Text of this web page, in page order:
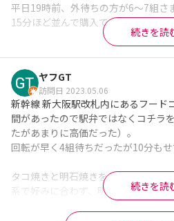
平日19時前、外待ちの方が6〜7組さ
15分ほど並んで購入です。
たこ焼き(12個入り) ¥1290
1時間くらい経ってから食べましたが
容器がいいのか、外が暑いからなの
トロトロ系のたこ焼きで、飲めるヤツ
美味しい！
私にとってはたこ焼きは"おやつ枠"。
このお値段はちょっと、高いかな。(
ただ、毎日食べるようなものではな
続きを読
ヤフGT
訪問日 2023.05.06
新幹線 新大阪駅改札内にあるフード
間があったので駅弁ではなくコチラ
たがあまりに高価だった）。
回転が早く4組待ちだったが10分もせ
タコ焼きと明石焼きをシェアしまし
系で好みに合わず、明石焼きの方が
続きを読